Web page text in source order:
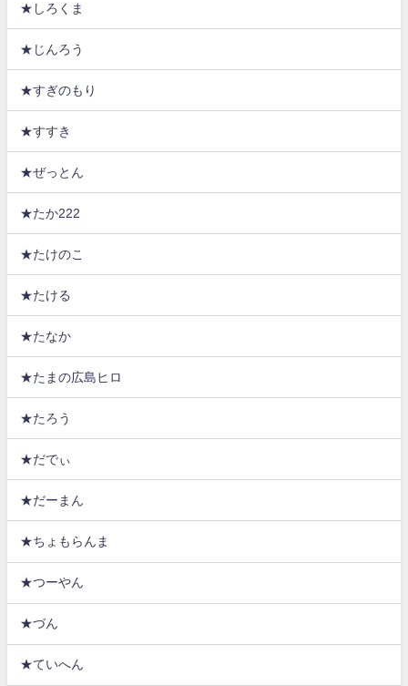
★しろくま
★じんろう
★すぎのもり
★すすき
★ぜっとん
★たか222
★たけのこ
★たける
★たなか
★たまの広島ヒロ
★たろう
★だでぃ
★だーまん
★ちょもらんま
★つーやん
★づん
★ていへん